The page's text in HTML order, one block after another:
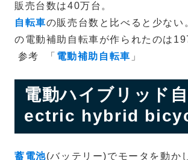
販売台数は40万台。
自転車の販売台数と比べると少ない
の電動補助自転車が作られたのは
参考
「 電動補助自転車 」
電動ハイブリッド
ectric hybrid
蓄電池(バッテリー)でモータを動か